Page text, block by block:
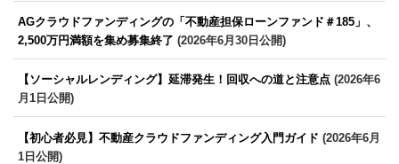
AGクラウドファンディングの「不動産担保ローンファンド＃185」、
2,500万円満額を集め募集終了 (2026年6月30日公開)
【ソーシャルレンディング】延滞発生！回収への道と注意点 (2026年6
月1日公開)
【初心者必見】不動産クラウドファンディング入門ガイド (2026年6月
1日公開)